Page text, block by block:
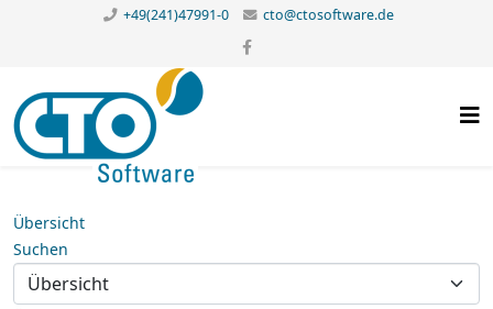
+49(241)47991-0 cto@ctosoftware.de
Übersicht
Suchen